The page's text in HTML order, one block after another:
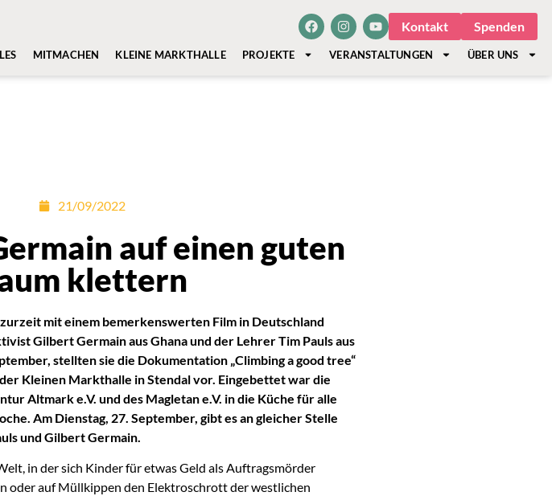
Kontakt Spenden
MITMACHEN KLEINE MARKTHALLE PROJEKTE VERANSTALTUNGEN ÜBER UNS
21/09/2022
auf einen guten
klettern
mit einem bemerkenswerten Film in Deutschland
Gilbert Germain aus Ghana und der Lehrer Tim Pauls aus
stellten sie die Dokumentation „Climbing a good tree“
Kleinen Markthalle in Stendal vor. Eingebettet war die
Altmark e.V. und des Magletan e.V. in die Küche für alle
Am Dienstag, 27. September, gibt es an gleicher Stelle
und Gilbert Germain.
in der sich Kinder für etwas Geld als Auftragsmörder
oder auf Müllkippen den Elektroschrott der westlichen